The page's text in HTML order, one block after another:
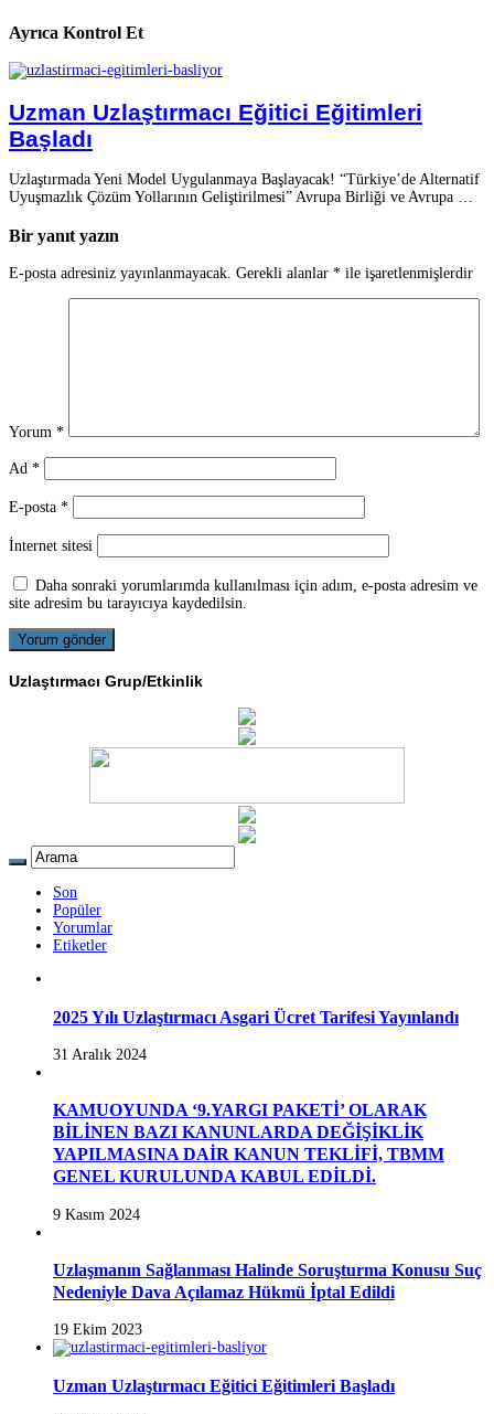
Ayrıca Kontrol Et
Uzman Uzlaştırmacı Eğitici Eğitimleri
Başladı
Uzlaştırmada Yeni Model Uygulanmaya Başlayacak! “Türkiye’de Alternatif
Uyuşmazlık Çözüm Yollarının Geliştirilmesi” Avrupa Birliği ve Avrupa …
Bir yanıt yazın
E-posta adresiniz yayınlanmayacak. Gerekli alanlar * ile işaretlenmişlerdir
Yorum *
Ad *
E-posta *
İnternet sitesi
Daha sonraki yorumlarımda kullanılması için adım, e-posta adresim ve
site adresim bu tarayıcıya kaydedilsin.
Uzlaştırmacı Grup/Etkinlik
Son
Popüler
Yorumlar
Etiketler
2025 Yılı Uzlaştırmacı Asgari Ücret Tarifesi Yayınlandı
31 Aralık 2024
KAMUOYUNDA ‘9.YARGI PAKETİ’ OLARAK
BİLİNEN BAZI KANUNLARDA DEĞİŞİKLİK
YAPILMASINA DAİR KANUN TEKLİFİ, TBMM
GENEL KURULUNDA KABUL EDİLDİ.
9 Kasım 2024
Uzlaşmanın Sağlanması Halinde Soruşturma Konusu Suç
Nedeniyle Dava Açılamaz Hükmü İptal Edildi
19 Ekim 2023
Uzman Uzlaştırmacı Eğitici Eğitimleri Başladı